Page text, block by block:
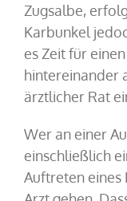
Zugsalbe,
Karbunkel
es Zeit für
hintereinander
ärztlicher Rat
Wer an einer
einschließlich
Auftreten eines